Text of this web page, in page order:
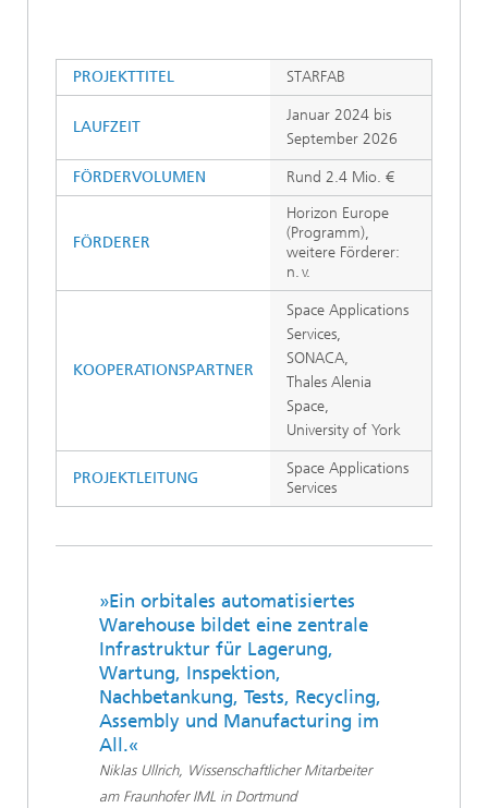
PROJEKTTITEL STARFAB
LAUFZEIT
Januar 2024 bis
September 2026
FÖRDERVOLUMEN Rund 2.4 Mio. €
FÖRDERER
Horizon Europe
(Programm),
weitere Förderer:
n. v.
KOOPERATIONSPARTNER
Space Applications
Services,
SONACA,
Thales Alenia
Space,
University of York
PROJEKTLEITUNG
Space Applications
Services
»Ein orbitales automatisiertes
Warehouse bildet eine zentrale
Infrastruktur für Lagerung,
Wartung, Inspektion,
Nachbetankung, Tests, Recycling,
Assembly und Manufacturing im
All.«
Niklas Ullrich, Wissenschaftlicher Mitarbeiter
am Fraunhofer IML in Dortmund